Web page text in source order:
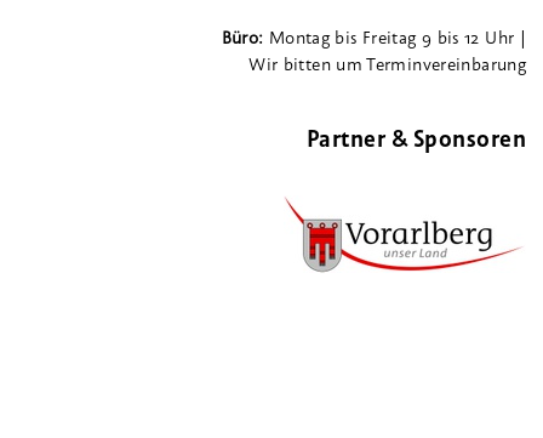
Büro: Montag bis Freitag 9 bis 12 Uhr |
Wir bitten um Terminvereinbarung
Partner & Sponsoren